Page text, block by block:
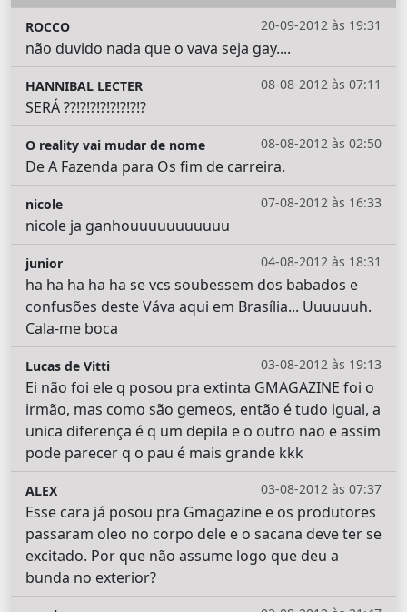
20-09-2012 às 19:31
ROCCO
não duvido nada que o vava seja gay....
08-08-2012 às 07:11
HANNIBAL LECTER
SERÁ ??!?!?!?!?!?!?!?
08-08-2012 às 02:50
O reality vai mudar de nome
De A Fazenda para Os fim de carreira.
07-08-2012 às 16:33
nicole
nicole ja ganhouuuuuuuuuuu
04-08-2012 às 18:31
junior
ha ha ha ha ha se vcs soubessem dos babados e
confusões deste Váva aqui em Brasília... Uuuuuuh.
Cala-me boca
03-08-2012 às 19:13
Lucas de Vitti
Ei não foi ele q posou pra extinta GMAGAZINE foi o
irmão, mas como são gemeos, então é tudo igual, a
unica diferença é q um depila e o outro nao e assim
pode parecer q o pau é mais grande kkk
03-08-2012 às 07:37
ALEX
Esse cara já posou pra Gmagazine e os produtores
passaram oleo no corpo dele e o sacana deve ter se
excitado. Por que não assume logo que deu a
bunda no exterior?